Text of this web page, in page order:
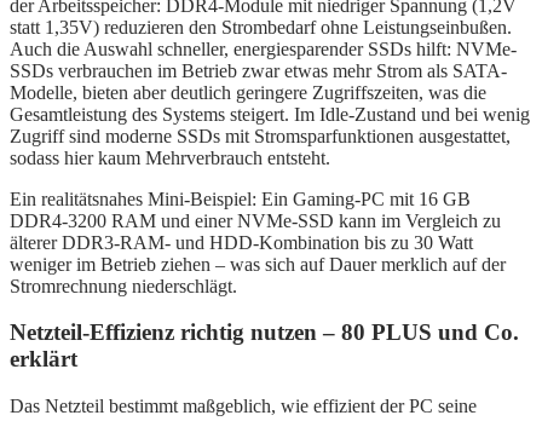
der Arbeitsspeicher: DDR4-Module mit niedriger Spannung (1,2V
statt 1,35V) reduzieren den Strombedarf ohne Leistungseinbußen.
Auch die Auswahl schneller, energiesparender SSDs hilft: NVMe-
SSDs verbrauchen im Betrieb zwar etwas mehr Strom als SATA-
Modelle, bieten aber deutlich geringere Zugriffszeiten, was die
Gesamtleistung des Systems steigert. Im Idle-Zustand und bei wenig
Zugriff sind moderne SSDs mit Stromsparfunktionen ausgestattet,
sodass hier kaum Mehrverbrauch entsteht.
Ein realitätsnahes Mini-Beispiel: Ein Gaming-PC mit 16 GB
DDR4-3200 RAM und einer NVMe-SSD kann im Vergleich zu
älterer DDR3-RAM- und HDD-Kombination bis zu 30 Watt
weniger im Betrieb ziehen – was sich auf Dauer merklich auf der
Stromrechnung niederschlägt.
Netzteil-Effizienz richtig nutzen – 80 PLUS und Co.
erklärt
Das Netzteil bestimmt maßgeblich, wie effizient der PC seine